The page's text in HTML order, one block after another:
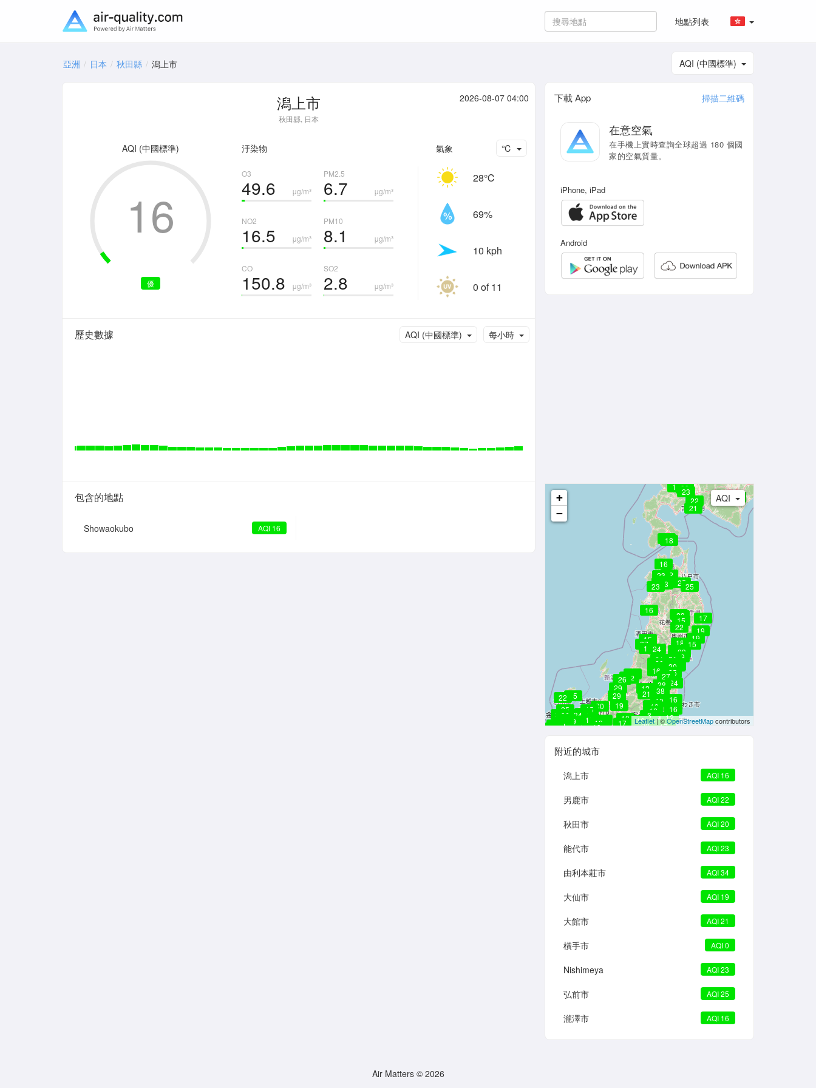
地點列表
亞洲 日本 秋田縣 潟上市 AQI (中國標準)
潟上市
秋田縣, 日本
2026-08-07 04:00
AQI (中國標準)
優
16
汙染物
O3
μg/m³
49.6
PM2.5
μg/m³
6.7
NO2
μg/m³
16.5
PM10
μg/m³
8.1
CO
μg/m³
150.8
SO2
μg/m³
2.8
氣象 ℃
28℃
69%
10 kph
0 of 11
歷史數據 每小時
AQI (中國標準)
包含的地點
Showaokubo AQI 16
下載 App 掃描二維碼
在意空氣
在手機上實時查詢全球超過 180 個國
家的空氣質量。
iPhone, iPad
Android
AQI
20
19
23
24
19
23
-- 20
25
22
31 16
20
38
22
21
12
18
--
12
19
29
--
23
38
10
24
13
--
18
21
16
31
23
19
25
16
8
19
16
19
30
25
36
19
12
22
19
16
22
--
22
19
23
34
10
15
9
15
23
17
--
15
23
22
23
12 15
20
24
29
--
17
15
15
25
30
19
19
15
27
21
--
17
16
22
23
29
19
21
21
20
29
--
10
--
29
23
29 8
25
16
25
24
17
26
25
27
16
+
−
Leaflet| ©OpenStreetMapcontributors
附近的城市
潟上市 AQI 16
男鹿市 AQI 22
秋田市 AQI 20
能代市 AQI 23
由利本莊市 AQI 34
大仙市 AQI 19
大館市 AQI 21
橫手市 AQI 0
Nishimeya AQI 23
弘前市 AQI 25
瀧澤市 AQI 16
Air Matters © 2026